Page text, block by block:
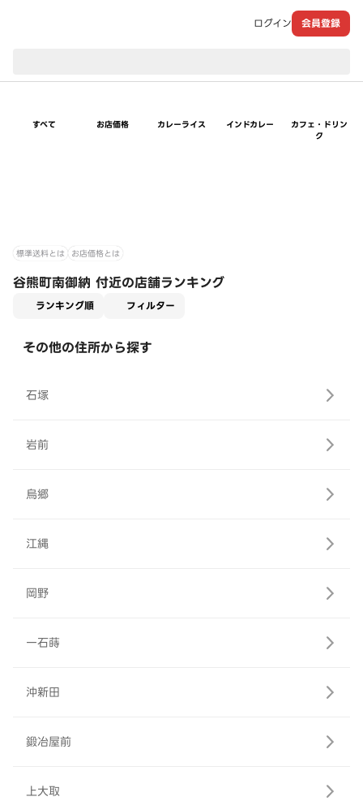
ログイン 会員登録
すべて お店価格 カレーライス インドカレー
カフェ・ドリン
ク
標準送料とは お店価格とは
谷熊町南御納 付近の店舗ランキング
ランキング順 フィルター
その他の住所から探す
石塚
岩前
烏郷
江縄
岡野
一石蒔
沖新田
鍛冶屋前
上大取